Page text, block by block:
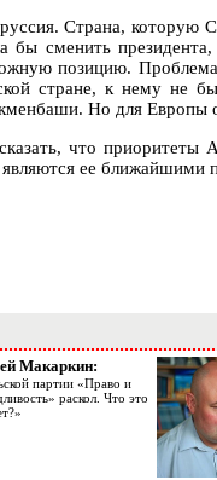
Страна, которую
бы сменить
позицию.
стране, к нему не
Но для Европы
что приоритеты
ее ближайшими
Макаркин:
партии «Право и
раскол. Что это